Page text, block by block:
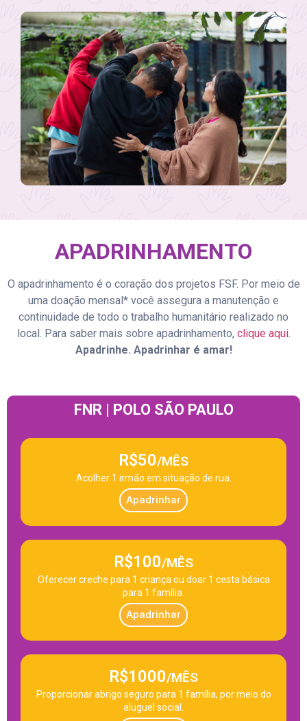
APADRINHAMENTO
O apadrinhamento é o coração dos projetos FSF. Por meio de
uma doação mensal* você assegura a manutenção e
continuidade de todo o trabalho humanitário realizado no
local. Para saber mais sobre apadrinhamento, clique aqui.
Apadrinhe. Apadrinhar é amar!
FNR | POLO SÃO PAULO
R$50/MÊS
Acolher 1 irmão em situação de rua.
Apadrinhar
R$100/MÊS
Oferecer creche para 1 criança ou doar 1 cesta básica
para 1 família.
Apadrinhar
R$1000/MÊS
Proporcionar abrigo seguro para 1 família, por meio do
aluguel social.